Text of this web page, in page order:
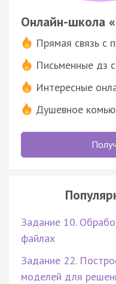
Онлайн-школа
Прямая связь с
Письменные дз
Интересные
Душевное
Задание 10.
файлах
Задание 22.
моделей для